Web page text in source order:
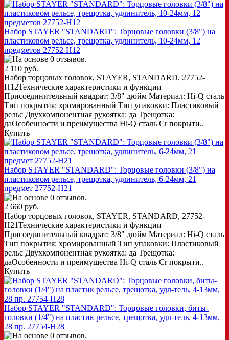
Набор STAYER "STANDARD": Торцовые головки (3/8") на
пластиковом рельсе, трещотка, удлинитель, 10-24мм, 12
предметов 27752-H12
2 110 руб.
Набор торцовых головок, STAYER, STANDARD, 27752-
H12Технические характеристики и функции
Присоединительный квадрат: 3/8" дюйм Материал: Hi-Q сталь
Тип покрытия: хромированный Тип упаковки: Пластиковый
рельс Двухкомпонентная рукоятка: да Трещотка:
даОсобенности и преимущества Hi-Q сталь Cr покрыти..
Купить
Набор STAYER "STANDARD": Торцовые головки (3/8") на
пластиковом рельсе, трещотка, удлинитель, 6-24мм, 21
предмет 27752-H21
2 660 руб.
Набор торцовых головок, STAYER, STANDARD, 27752-
H21Технические характеристики и функции
Присоединительный квадрат: 3/8" дюйм Материал: Hi-Q сталь
Тип покрытия: хромированный Тип упаковки: Пластиковый
рельс Двухкомпонентная рукоятка: да Трещотка:
даОсобенности и преимущества Hi-Q сталь Cr покрыти..
Купить
Набор STAYER "STANDARD": Торцовые головки, биты-
головки (1/4") на пластик рельсе, трещотка, удл-тель, 4-13мм,
28 пр. 27754-H28